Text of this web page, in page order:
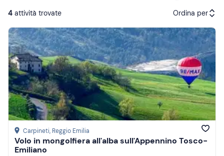
4 attività trovate Ordina per
Attività consigliate
Prezzo (crescente)
Prezzo (decrescente)
Recensioni
Carpineti, Reggio Emilia
Volo in mongolfiera all'alba sull'Appennino Tosco-
Emiliano